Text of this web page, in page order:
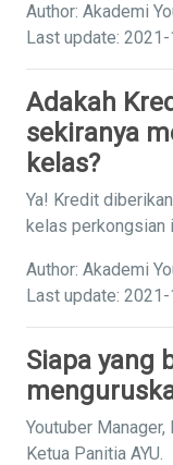
Author: Akademi
Last update:
Adakah
sekiranya
kelas?
Ya! Kredit
kelas perkongsian
Author: Akademi
Last update:
Siapa yang
Youtuber
Ketua Panitia AYU.